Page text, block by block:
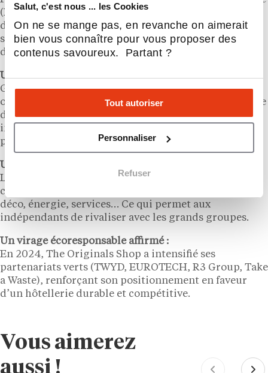
Salut, c'est nous ... les Cookies
On ne se mange pas, en revanche on aimerait
bien vous connaître pour vous proposer des
contenus savoureux. Partant ?
Tout autoriser
Personnaliser
Refuser
(RFA) ont été générées, dont 2,1 millions provenant
directement des fournisseurs. La moitié de cette
somme est reversée aux hôteliers, l’autre réinvestie
dans la coopérative.
Un modèle coopératif ouvert et transparent :
Gratuite, sans minimum d’achat, la centrale est
ouverte à tous les hôteliers. Elle fonctionne sur la base
d’une sélection rigoureuse des fournisseurs, d’un
intranet transparent et d’une gouvernance
participative via un Club Achats.
Un catalogue large et structuré :
L’offre regroupe 150 fournisseurs et 26 industriels
couvrant tous les besoins : alimentation, hygiène,
déco, énergie, services… Ce qui permet aux
indépendants de rivaliser avec les grands groupes.
Un virage écoresponsable affirmé :
En 2024, The Originals Shop a intensifié ses
partenariats verts (TWYD, EUROTECH, R3 Group, Take
a Waste), renforçant son positionnement en faveur
d’un hôtellerie durable et compétitive.
Vous aimerez
aussi !